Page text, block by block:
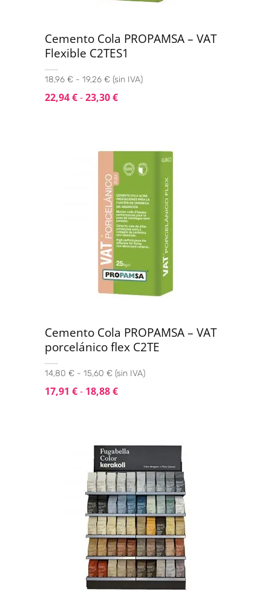
Cemento Cola PROPAMSA – VAT
Flexible C2TES1
18,96 € - 19,26 € (sin IVA)
22,94€-23,30€
Cemento Cola PROPAMSA – VAT
porcelánico flex C2TE
14,80 € - 15,60 € (sin IVA)
17,91 €- 18,88€